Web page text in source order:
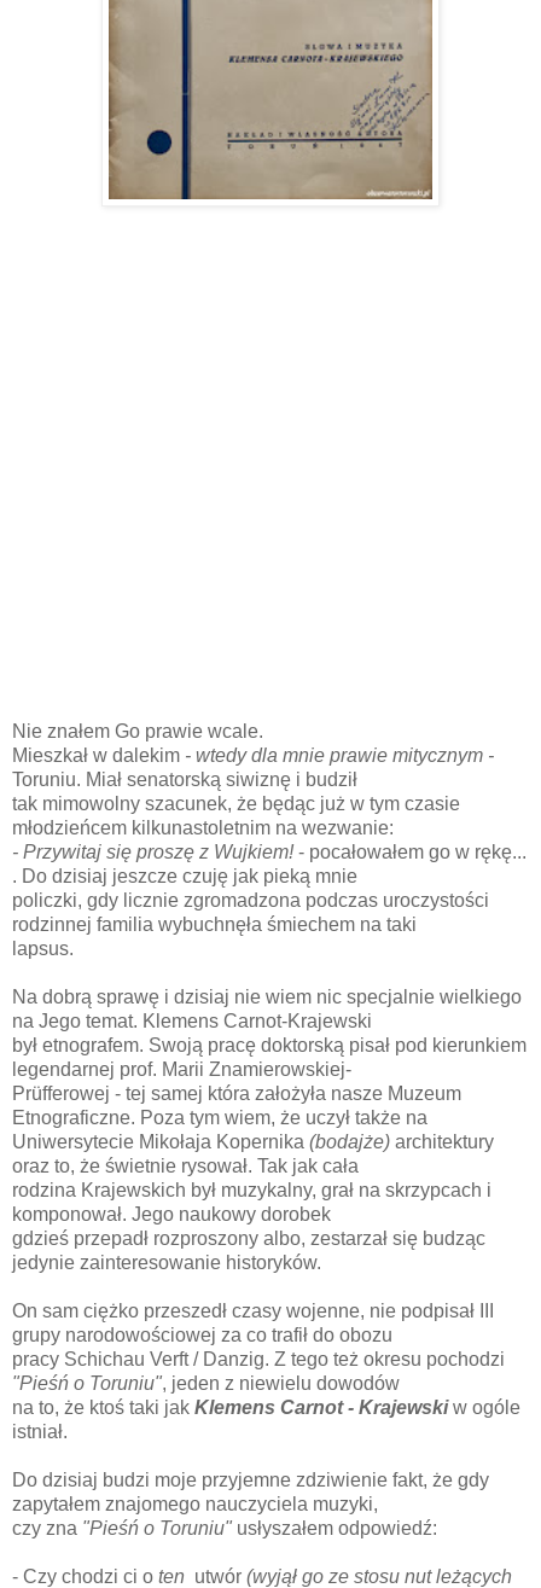
Nie znałem Go prawie wcale.
Mieszkał w dalekim - wtedy dla mnie prawie mitycznym -
Toruniu. Miał senatorską siwiznę i budził
tak mimowolny szacunek, że będąc już w tym czasie
młodzieńcem kilkunastoletnim na wezwanie:
- Przywitaj się proszę z Wujkiem!- pocałowałem go w rękę...
. Do dzisiaj jeszcze czuję jak pieką mnie
policzki, gdy licznie zgromadzona podczas uroczystości
rodzinnej familia wybuchnęła śmiechem na taki
lapsus.
Na dobrą sprawę i dzisiaj nie wiem nic specjalnie wielkiego
na Jego temat. Klemens Carnot-Krajewski
był etnografem. Swoją pracę doktorską pisał pod kierunkiem
legendarnej prof. Marii Znamierowskiej-
Prüfferowej - tej samej która założyła nasze Muzeum
Etnograficzne. Poza tym wiem, że uczył także na
Uniwersytecie Mikołaja Kopernika (bodajże) architektury
oraz to, że świetnie rysował. Tak jak cała
rodzina Krajewskich był muzykalny, grał na skrzypcach i
komponował. Jego naukowy dorobek
gdzieś przepadł rozproszony albo, zestarzał się budząc
jedynie zainteresowanie historyków.
On sam ciężko przeszedł czasy wojenne, nie podpisał III
grupy narodowościowej za co trafił do obozu
pracy Schichau Verft / Danzig. Z tego też okresu pochodzi
"Pieśń o Toruniu", jeden z niewielu dowodów
na to, że ktoś taki jak Klemens Carnot - Krajewskiw ogóle
istniał.
Do dzisiaj budzi moje przyjemne zdziwienie fakt, że gdy
zapytałem znajomego nauczyciela muzyki,
czy zna "Pieśń o Toruniu" usłyszałem odpowiedź:
- Czy chodzi ci o ten utwór (wyjął go ze stosu nut leżących